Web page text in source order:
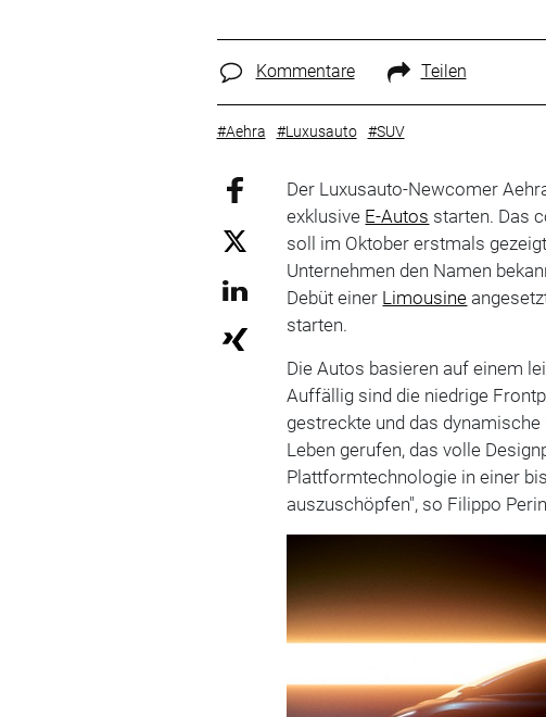
Kommentare Teilen
#Aehra #Luxusauto #SUV
Der Luxusauto-Newcomer
exklusive E-Autos starten. Das
soll im Oktober erstmals
Unternehmen den Namen
Debüt einer Limousine
starten.
Die Autos basieren auf einem
Auffällig sind die niedrige
gestreckte und das
Leben gerufen, das volle
Plattformtechnologie in einer
auszuschöpfen", so Filippo